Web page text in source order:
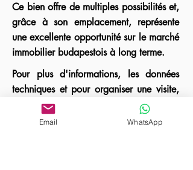
Ce bien offre de multiples possibilités et,
grâce à son emplacement, représente
une excellente opportunité sur le marché
immobilier budapestois à long terme.
Pour plus d'informations, les données
techniques et pour organiser une visite,
n'hésitez pas à nous contacter !
Email WhatsApp